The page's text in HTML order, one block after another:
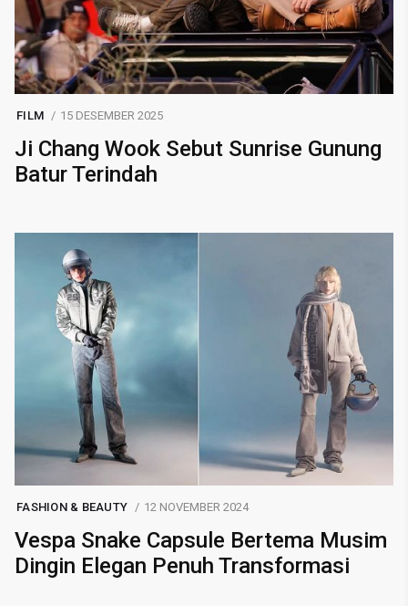
FILM 15 DESEMBER 2025
Ji Chang Wook Sebut Sunrise Gunung
Batur Terindah
FASHION & BEAUTY 12 NOVEMBER 2024
Vespa Snake Capsule Bertema Musim
Dingin Elegan Penuh Transformasi